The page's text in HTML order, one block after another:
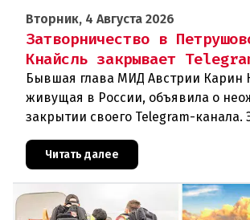
Вторник, 4 Августа 2026
Затворничество в
Кнайсль закрывает
Бывшая глава МИД Австрии Карин
живущая в России, объявила о
закрытии своего Telegram-канала.
стало очередным эпизодом в череде
противоречивых заявлений и
Читать далее